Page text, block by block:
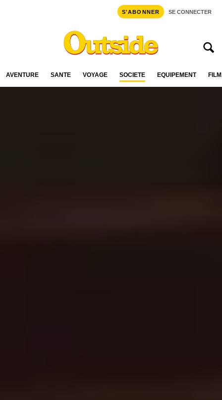
S'ABONNER SE CONNECTER
AVENTURE SANTÉ VOYAGE SOCIÉTÉ ÉQUIPEMENT